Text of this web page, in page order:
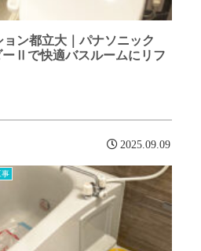
ン都立大｜パナソニック
Ⅱで快適バスルームにリフ
2025.09.09
事